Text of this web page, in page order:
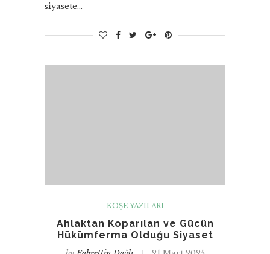
siyasete…
KÖŞE YAZILARI
Ahlaktan Koparılan ve Gücün
Hükümferma Olduğu Siyaset